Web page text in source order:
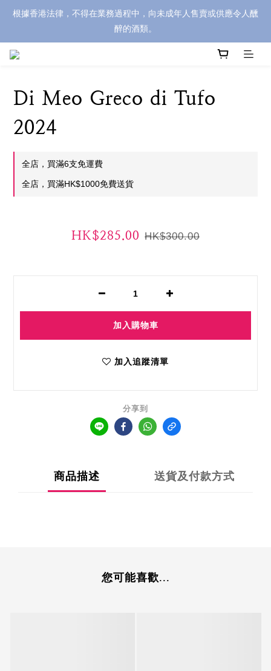
根據香港法律，不得在業務過程中，向未成年人售賣或供應令人醺
醉的酒類。
Di Meo Greco di Tufo
2024
全店，買滿6支免運費
全店，買滿HK$1000免費送貨
HK$285.00 HK$300.00
加入購物車
加入追蹤清單
分享到
商品描述 送貨及付款方式
您可能喜歡...